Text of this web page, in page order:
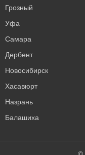
Грозный
Уфа
Самара
Дербент
Новосибирск
Хасавюрт
Назрань
Балашиха